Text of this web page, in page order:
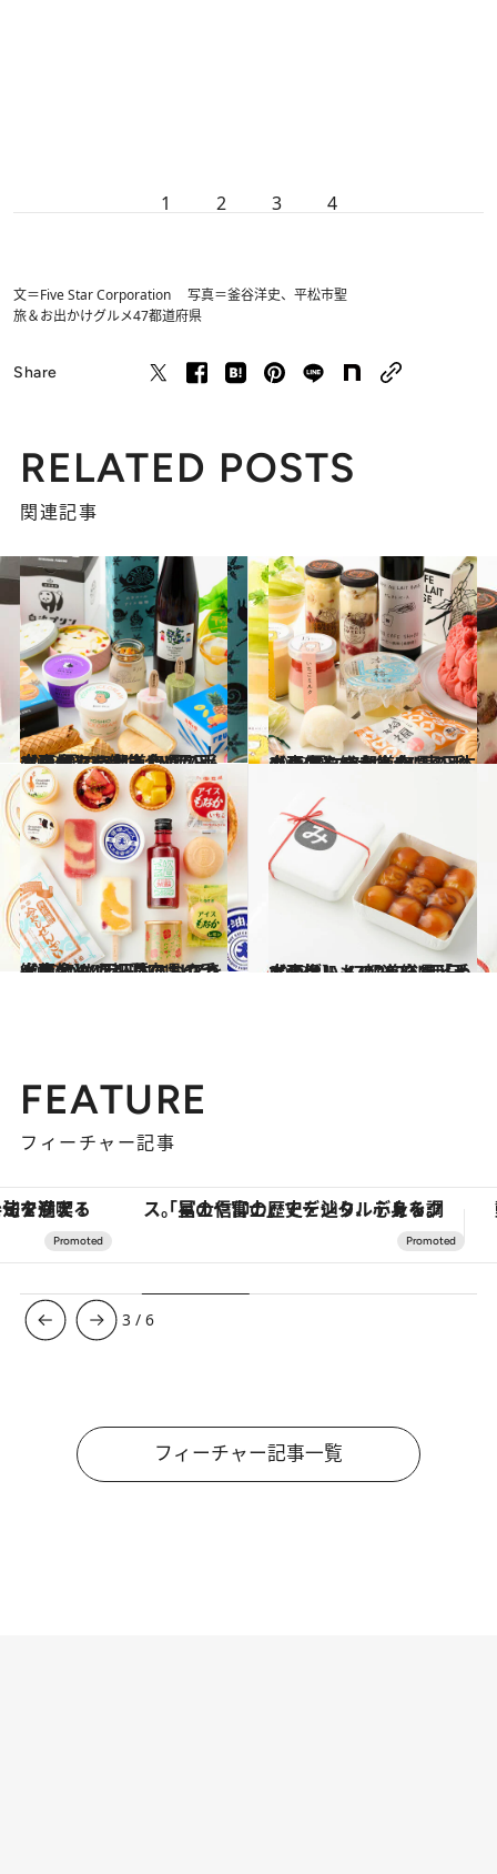
1 2 3 4
文＝Five Star Corporation 写真＝釜谷洋史、平松市聖
旅＆お出かけグルメ47都道府県
Share
RELATED POSTS
関連記事
2023.7.23
【画像】47都道府県の手土産 夏にうれしい！ ひんやりおやつ大集合 “西日本エリアを総まとめ”
グルメ 2023.7.14
【画像】47都道府県の手土産 夏にうれしい！ ひんやりおやつ大集合 “東日本エリアを総まとめ”
グルメ
2022.7.20
【画像】47都道府県の手土産 つめたい夏のおやつ大集合！“西日本エリアを総まとめ”
グルメ 2023.1.5
【画像】 47都道府県「手土産グルメ」2023 “西日本の旨いもの”を総まとめ
グルメ
FEATURE
フィーチャー記事
「星のや富士」でデジタルデトックス。冨士信仰の歴史を辿り、心身を調える。
3 /6
フィーチャー記事一覧